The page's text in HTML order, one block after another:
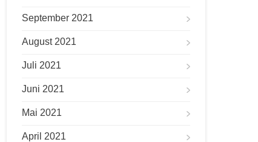
September 2021
August 2021
Juli 2021
Juni 2021
Mai 2021
April 2021